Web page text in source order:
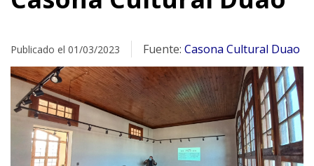
Publicado el 01/03/2023 Fuente: Casona Cultural Duao